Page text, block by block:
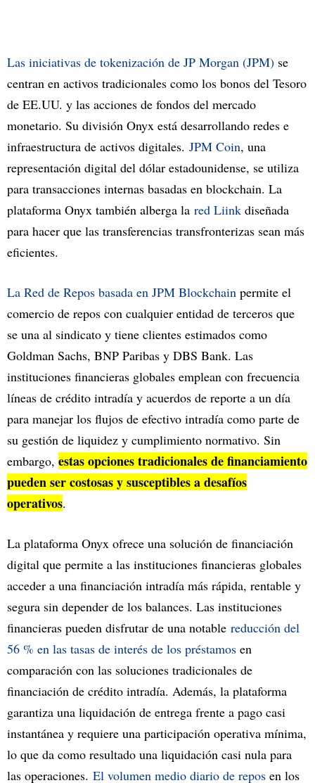
Las iniciativas de tokenización de JP Morgan (JPM) se
centran en activos tradicionales como los bonos del Tesoro
de EE.UU. y las acciones de fondos del mercado
monetario. Su división Onyx está desarrollando redes e
infraestructura de activos digitales. JPM Coin, una
representación digital del dólar estadounidense, se utiliza
para transacciones internas basadas en blockchain. La
plataforma Onyx también alberga la red Liink diseñada
para hacer que las transferencias transfronterizas sean más
eficientes.
La Red de Repos basada en JPM Blockchain permite el
comercio de repos con cualquier entidad de terceros que
se una al sindicato y tiene clientes estimados como
Goldman Sachs, BNP Paribas y DBS Bank. Las
instituciones financieras globales emplean con frecuencia
líneas de crédito intradía y acuerdos de reporte a un día
para manejar los flujos de efectivo intradía como parte de
su gestión de liquidez y cumplimiento normativo. Sin
embargo, estas opciones tradicionales de financiamiento
pueden ser costosas y susceptibles a desafíos
operativos.
La plataforma Onyx ofrece una solución de financiación
digital que permite a las instituciones financieras globales
acceder a una financiación intradía más rápida, rentable y
segura sin depender de los balances. Las instituciones
financieras pueden disfrutar de una notable reducción del
56 % en las tasas de interés de los préstamos en
comparación con las soluciones tradicionales de
financiación de crédito intradía. Además, la plataforma
garantiza una liquidación de entrega frente a pago casi
instantánea y requiere una participación operativa mínima,
lo que da como resultado una liquidación casi nula para
las operaciones. El volumen medio diario de repos en los